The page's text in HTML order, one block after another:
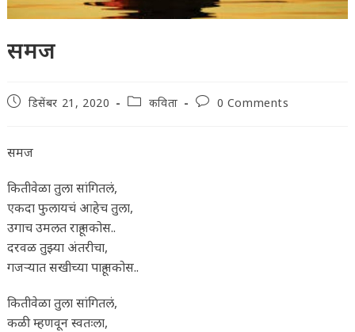
समज
Postडिसेंबर 21, 2020
Postकविता
Post0 Comments
समज
कितीवेळा तुला सांगितलं,
एकदा फुलायचं आहेच तुला,
उगाच उमलत राहू नकोस..
दरवळ तुझ्या अंतरीचा,
गजऱ्यात सखीच्या पाहू नकोस..
कितीवेळा तुला सांगितलं,
कळी म्हणवून स्वतःला,